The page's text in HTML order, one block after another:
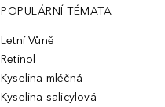
POPULÁRNÍ TÉMATA
Letní Vůně
Retinol
Kyselina mléčná
Kyselina salicylová